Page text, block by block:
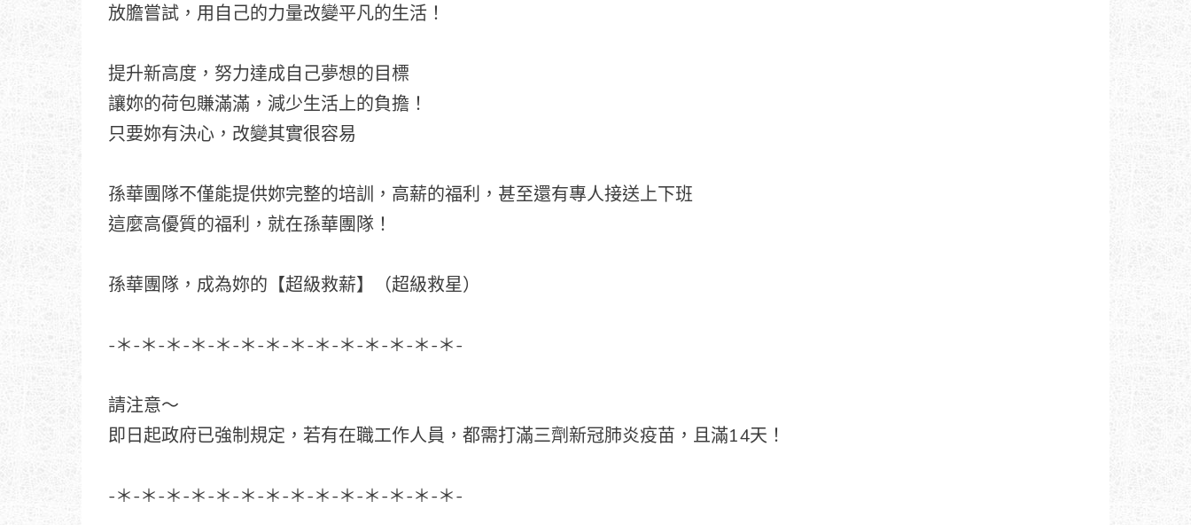
放膽嘗試，用自己的力量改變平凡的生活！
提升新高度，努力達成自己夢想的目標
讓妳的荷包賺滿滿，減少生活上的負擔！
只要妳有決心，改變其實很容易
孫華團隊不僅能提供妳完整的培訓，高薪的福利，甚至還有專人接送上下班
這麼高優質的福利，就在孫華團隊！
孫華團隊，成為妳的【超級救薪】（超級救星）
-＊-＊-＊-＊-＊-＊-＊-＊-＊-＊-＊-＊-＊-＊-
請注意～
即日起政府已強制規定，若有在職工作人員，都需打滿三劑新冠肺炎疫苗，且滿14天！
-＊-＊-＊-＊-＊-＊-＊-＊-＊-＊-＊-＊-＊-＊-